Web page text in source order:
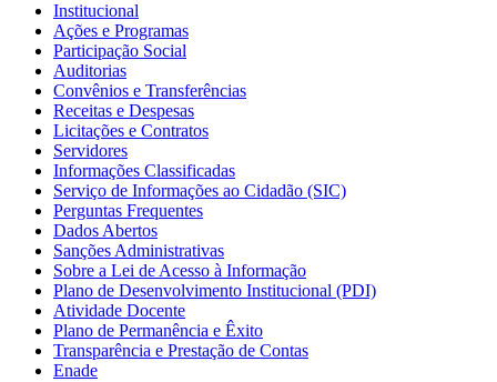
Institucional
Ações e Programas
Participação Social
Auditorias
Convênios e Transferências
Receitas e Despesas
Licitações e Contratos
Servidores
Informações Classificadas
Serviço de Informações ao Cidadão (SIC)
Perguntas Frequentes
Dados Abertos
Sanções Administrativas
Sobre a Lei de Acesso à Informação
Plano de Desenvolvimento Institucional (PDI)
Atividade Docente
Plano de Permanência e Êxito
Transparência e Prestação de Contas
Enade